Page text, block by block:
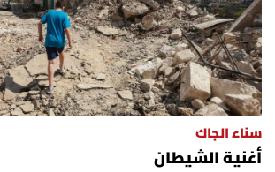
سناء الجاك
أغنية الشيطان